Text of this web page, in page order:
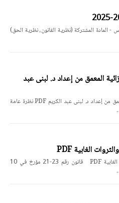
المشتركة (نظرية القانون، نظرية الحق)
المعمق من إعداد د. لبنى عبد
مطبوعة في مقياس الإجراءات الجزائية المعمق من إعداد د. لبنى عبد الكريم PDF نظرة عامة
قانون رقم 23-21 يتعلق بالغابات والثروات الغابية PDF قانون رقم 23-21 مؤرخ في 10